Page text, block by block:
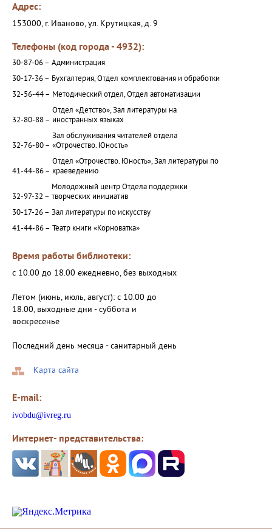
Адрес:
153000, г. Иваново, ул. Крутицкая, д. 9
Телефоны (код города - 4932):
30-87-06 – Администрация
30-17-36 – Бухгалтерия, Отдел комплектования и обработки
32-56-44 – Методический отдел, Отдел автоматизации
32-80-88 –
Отдел «Детство», Зал литературы на
иностранных языках
32-76-80 –
Зал обслуживания читателей отдела
«Отрочество. Юность»
41-44-86 –
Отдел «Отрочество. Юность», Зал литературы по
краеведению
32-97-32 –
Молодежный центр Отдела поддержки
творческих инициатив
30-17-26 – Зал литературы по искусству
41-44-86 – Театр книги «Корноватка»
Время работы библиотеки:
с 10.00 до 18.00 ежедневно, без выходных
Летом (июнь, июль, август): с 10.00 до
18.00, выходные дни - суббота и
воскресенье
Последний день месяца - санитарный день
Карта сайта
E-mail:
ivobdu@ivreg.ru
Интернет- представительства: